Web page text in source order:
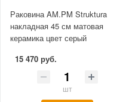
Раковина AM.PM Struktura
накладная 45 см матовая
керамика цвет серый
15 470 руб.
шт